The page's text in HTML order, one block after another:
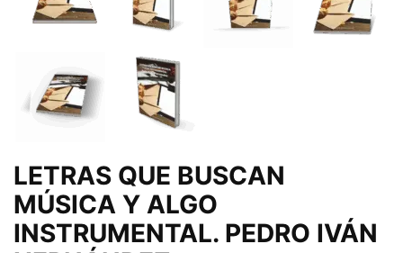
LETRAS QUE BUSCAN
MÚSICA Y ALGO
INSTRUMENTAL. PEDRO IVÁN